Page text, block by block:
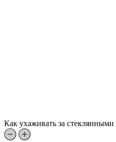
Как ухаживать за